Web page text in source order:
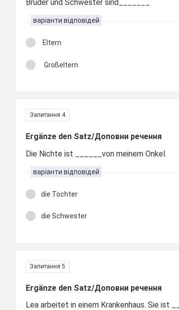
Bruder und Schwester sind_______
варіанти відповідей
Eltern
Großeltern
Запитання 4
Ergänze den Satz/Доповни речення
Die Nichte ist ______von meinem Onkel
варіанти відповідей
die Tochter
die Schwester
Запитання 5
Ergänze den Satz/Доповни речення
Lea arbeitet in einem Krankenhaus. Sie ist